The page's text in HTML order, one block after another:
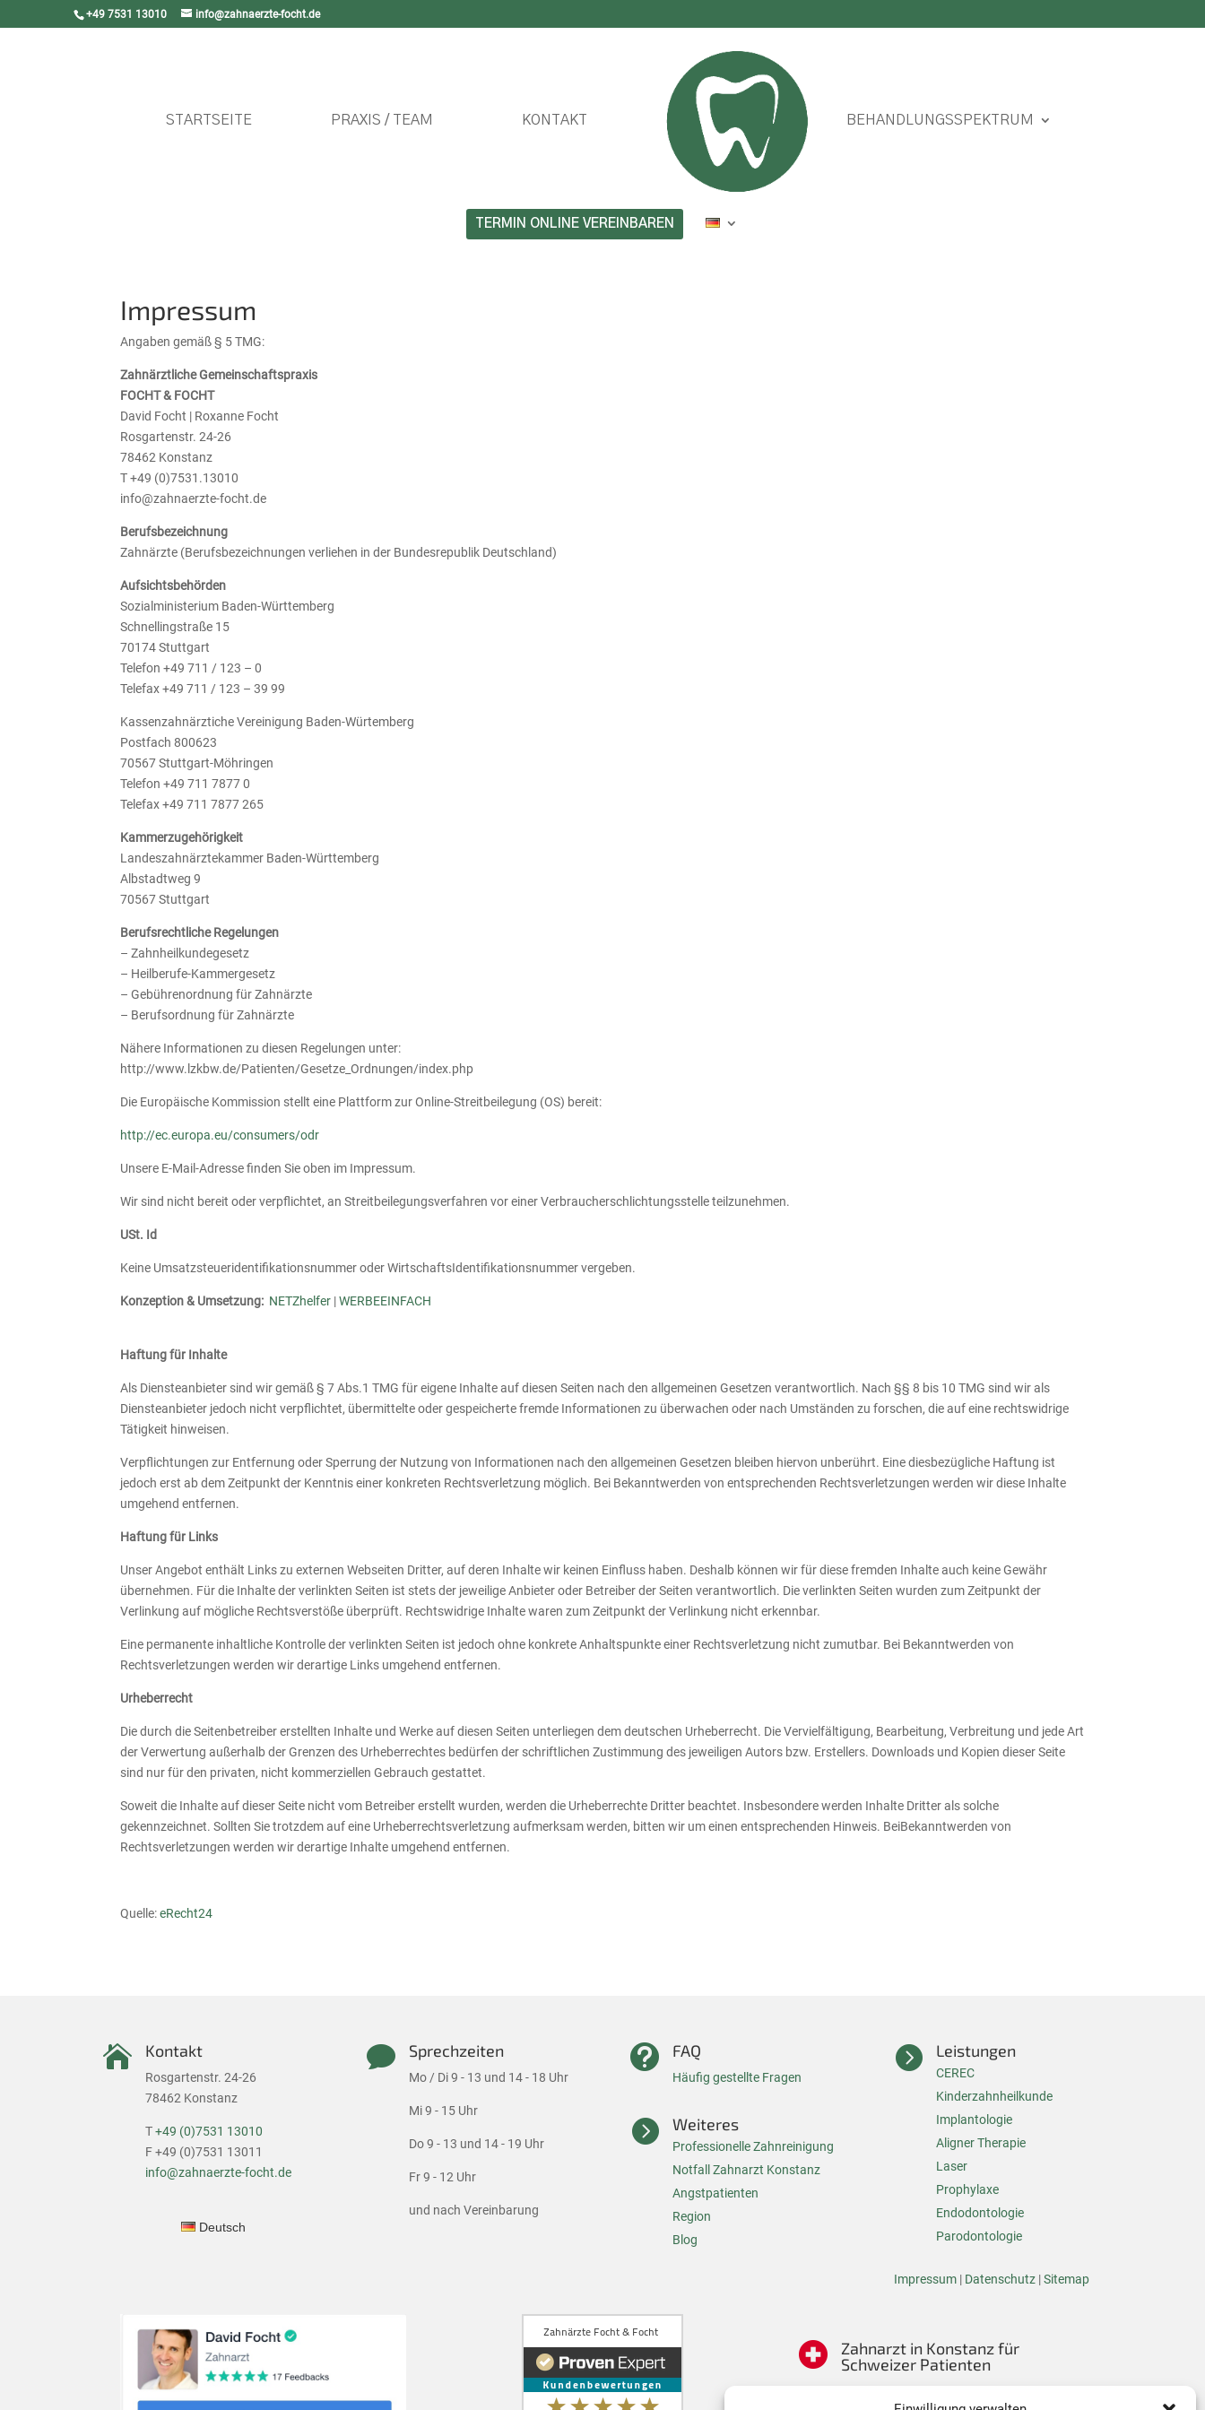
+49 7531 13010 info@zahnaerzte-focht.de
STARTSEITE PRAXIS / TEAM KONTAKT BEHANDLUNGSSPEKTRUM
TERMIN ONLINE VEREINBAREN
Impressum
Angaben gemäß § 5 TMG:
Zahnärztliche Gemeinschaftspraxis
FOCHT & FOCHT
David Focht | Roxanne Focht
Rosgartenstr. 24-26
78462 Konstanz
T +49 (0)7531.13010
info@zahnaerzte-focht.de
Berufsbezeichnung
Zahnärzte (Berufsbezeichnungen verliehen in der Bundesrepublik Deutschland)
Aufsichtsbehörden
Sozialministerium Baden-Württemberg
Schnellingstraße 15
70174 Stuttgart
Telefon +49 711 / 123 – 0
Telefax +49 711 / 123 – 39 99
Kassenzahnärztiche Vereinigung Baden-Würtemberg
Postfach 800623
70567 Stuttgart-Möhringen
Telefon +49 711 7877 0
Telefax +49 711 7877 265
Kammerzugehörigkeit
Landeszahnärztekammer Baden-Württemberg
Albstadtweg 9
70567 Stuttgart
Berufsrechtliche Regelungen
– Zahnheilkundegesetz
– Heilberufe-Kammergesetz
– Gebührenordnung für Zahnärzte
– Berufsordnung für Zahnärzte
Nähere Informationen zu diesen Regelungen unter:
http://www.lzkbw.de/Patienten/Gesetze_Ordnungen/index.php
Die Europäische Kommission stellt eine Plattform zur Online-Streitbeilegung (OS) bereit:
http://ec.europa.eu/consumers/odr
Unsere E-Mail-Adresse finden Sie oben im Impressum.
Wir sind nicht bereit oder verpflichtet, an Streitbeilegungsverfahren vor einer Verbraucherschlichtungsstelle teilzunehmen.
USt. Id
Keine Umsatzsteueridentifikationsnummer oder WirtschaftsIdentifikationsnummer vergeben.
​Konzeption & Umsetzung: NETZhelfer |WERBEEINFACH
Haftung für Inhalte
Als Diensteanbieter sind wir gemäß § 7 Abs.1 TMG für eigene Inhalte auf diesen Seiten nach den allgemeinen Gesetzen verantwortlich. Nach §§ 8 bis 10 TMG sind wir als
Diensteanbieter jedoch nicht verpflichtet, übermittelte oder gespeicherte fremde Informationen zu überwachen oder nach Umständen zu forschen, die auf eine rechtswidrige
Tätigkeit hinweisen.
Verpflichtungen zur Entfernung oder Sperrung der Nutzung von Informationen nach den allgemeinen Gesetzen bleiben hiervon unberührt. Eine diesbezügliche Haftung ist
jedoch erst ab dem Zeitpunkt der Kenntnis einer konkreten Rechtsverletzung möglich. Bei Bekanntwerden von entsprechenden Rechtsverletzungen werden wir diese Inhalte
umgehend entfernen.
Haftung für Links
Unser Angebot enthält Links zu externen Webseiten Dritter, auf deren Inhalte wir keinen Einfluss haben. Deshalb können wir für diese fremden Inhalte auch keine Gewähr
übernehmen. Für die Inhalte der verlinkten Seiten ist stets der jeweilige Anbieter oder Betreiber der Seiten verantwortlich. Die verlinkten Seiten wurden zum Zeitpunkt der
Verlinkung auf mögliche Rechtsverstöße überprüft. Rechtswidrige Inhalte waren zum Zeitpunkt der Verlinkung nicht erkennbar.
Eine permanente inhaltliche Kontrolle der verlinkten Seiten ist jedoch ohne konkrete Anhaltspunkte einer Rechtsverletzung nicht zumutbar. Bei Bekanntwerden von
Rechtsverletzungen werden wir derartige Links umgehend entfernen.
Urheberrecht
Die durch die Seitenbetreiber erstellten Inhalte und Werke auf diesen Seiten unterliegen dem deutschen Urheberrecht. Die Vervielfältigung, Bearbeitung, Verbreitung und jede Art
der Verwertung außerhalb der Grenzen des Urheberrechtes bedürfen der schriftlichen Zustimmung des jeweiligen Autors bzw. Erstellers. Downloads und Kopien dieser Seite
sind nur für den privaten, nicht kommerziellen Gebrauch gestattet.
Soweit die Inhalte auf dieser Seite nicht vom Betreiber erstellt wurden, werden die Urheberrechte Dritter beachtet. Insbesondere werden Inhalte Dritter als solche
gekennzeichnet. Sollten Sie trotzdem auf eine Urheberrechtsverletzung aufmerksam werden, bitten wir um einen entsprechenden Hinweis. BeiBekanntwerden von
Rechtsverletzungen werden wir derartige Inhalte umgehend entfernen.
Quelle:eRecht24
 Kontakt
Rosgartenstr. 24-26
78462 Konstanz
T+49 (0)7531 13010
F +49 (0)7531 13011
info@zahnaerzte-focht.de
Deutsch
 Sprechzeiten
Mo / Di 9 - 13 und 14 - 18 Uhr
Mi 9 - 15 Uhr
Do 9 - 13 und 14 - 19 Uhr
Fr 9 - 12 Uhr
und nach Vereinbarung
 FAQ
Häufig gestellte Fragen
 Weiteres
Professionelle Zahnreinigung
Notfall Zahnarzt Konstanz
Angstpatienten
Region
Blog
 Leistungen
CEREC
Kinderzahnheilkunde
Implantologie
Aligner Therapie
Laser
Prophylaxe
Endodontologie
Parodontologie
Impressum| Datenschutz |Sitemap
Zahnarzt in Konstanz für
Schweizer Patienten